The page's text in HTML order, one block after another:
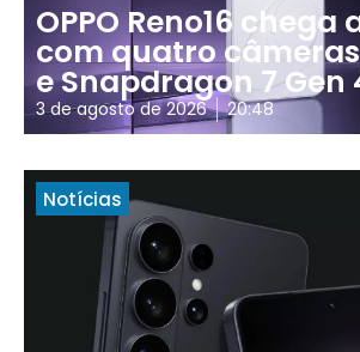
OPPO Reno16 chega
com quatro câmeras
e Snapdragon 7 Gen
3 de agosto de 2026 20:48
Notícias